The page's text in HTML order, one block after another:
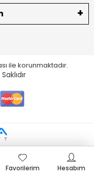
ile korunmaktadır.
Favorilerim
Hesabım